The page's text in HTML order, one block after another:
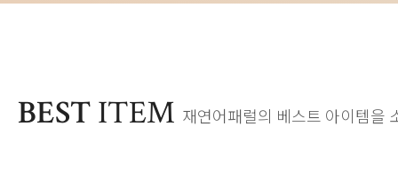
BESTITEM 재연어패럴의 베스트 아이템을